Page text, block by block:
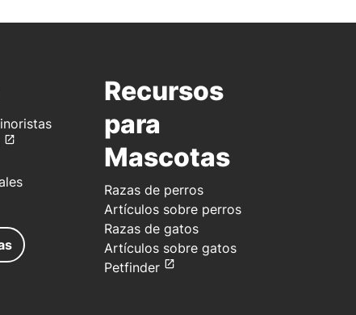
Recursos
para
Mascotas
Razas de perros
Artículos sobre perros
Razas de gatos
Artículos sobre gatos
Petfinder